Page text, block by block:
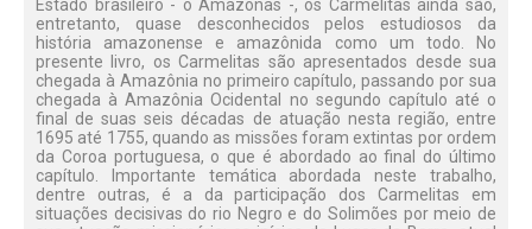
Estado brasileiro - o Amazonas -, os Carmelitas ainda são,
entretanto, quase desconhecidos pelos estudiosos da
história amazonense e amazônida como um todo. No
presente livro, os Carmelitas são apresentados desde sua
chegada à Amazônia no primeiro capítulo, passando por sua
chegada à Amazônia Ocidental no segundo capítulo até o
final de suas seis décadas de atuação nesta região, entre
1695 até 1755, quando as missões foram extintas por ordem
da Coroa portuguesa, o que é abordado ao final do último
capítulo. Importante temática abordada neste trabalho,
dentre outras, é a da participação dos Carmelitas em
situações decisivas do rio Negro e do Solimões por meio de